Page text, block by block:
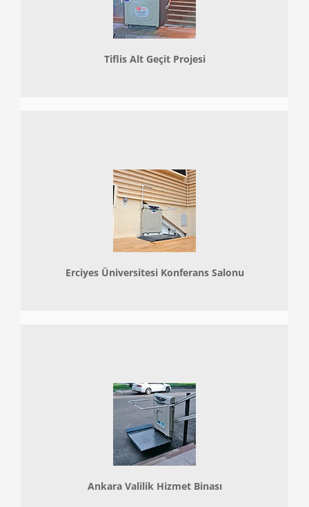
Tiflis Alt Geçit Projesi
Erciyes Üniversitesi Konferans Salonu
Ankara Valilik Hizmet Binası